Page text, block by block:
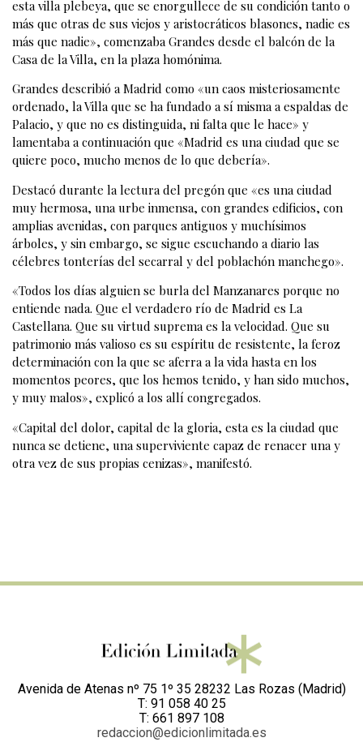
esta villa plebeya, que se enorgullece de su condición tanto o
más que otras de sus viejos y aristocráticos blasones, nadie es
más que nadie», comenzaba Grandes desde el balcón de la
Casa de la Villa, en la plaza homónima.
Grandes describió a Madrid como «un caos misteriosamente
ordenado, la Villa que se ha fundado a sí misma a espaldas de
Palacio, y que no es distinguida, ni falta que le hace» y
lamentaba a continuación que «Madrid es una ciudad que se
quiere poco, mucho menos de lo que debería».
Destacó durante la lectura del pregón que «es una ciudad
muy hermosa, una urbe inmensa, con grandes edificios, con
amplias avenidas, con parques antiguos y muchísimos
árboles, y sin embargo, se sigue escuchando a diario las
célebres tonterías del secarral y del poblachón manchego».
«Todos los días alguien se burla del Manzanares porque no
entiende nada. Que el verdadero río de Madrid es La
Castellana. Que su virtud suprema es la velocidad. Que su
patrimonio más valioso es su espíritu de resistente, la feroz
determinación con la que se aferra a la vida hasta en los
momentos peores, que los hemos tenido, y han sido muchos,
y muy malos», explicó a los allí congregados.
«Capital del dolor, capital de la gloria, esta es la ciudad que
nunca se detiene, una superviviente capaz de renacer una y
otra vez de sus propias cenizas», manifestó.
Avenida de Atenas nº 75 1º 35 28232 Las Rozas (Madrid)
T: 91 058 40 25
T: 661 897 108
redaccion@edicionlimitada.es